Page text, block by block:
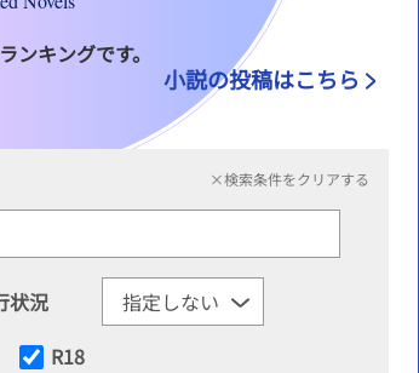
ンキングです。
小説の投稿はこちら
×検索条件をクリアする
状況
R18